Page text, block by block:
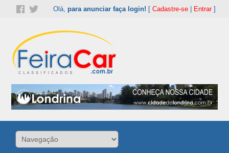
Olá, para anunciar faça login! [ Cadastre-se| Entrar]